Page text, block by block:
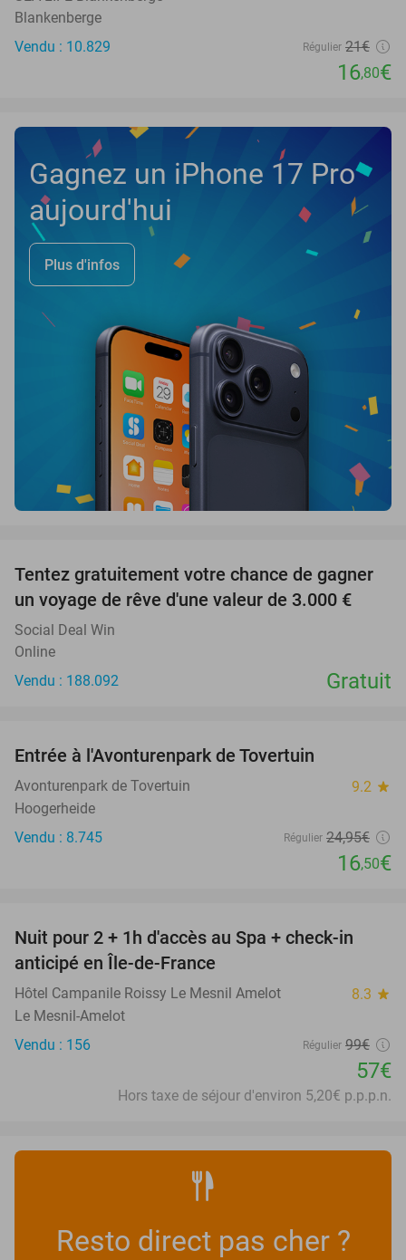
Blankenberge
Vendu : 10.829
Régulier 21€
16,80€
Gagnez un iPhone 17 Pro
aujourd'hui
Plus d'infos
Tentez gratuitement votre chance de gagner
un voyage de rêve d'une valeur de 3.000 €
Social Deal Win
Online
Vendu : 188.092
Gratuit
Entrée à l'Avonturenpark de Tovertuin
Avonturenpark de Tovertuin 9.2 star
Hoogerheide
Vendu : 8.745
Régulier 24,95€
16,50€
42%
Nuit pour 2 + 1h d'accès au Spa + check-in
anticipé en Île-de-France
Hôtel Campanile Roissy Le Mesnil Amelot 8.3 star
Le Mesnil-Amelot
Vendu : 156
Régulier 99€
57€
Hors taxe de séjour d'environ 5,20€ p.p.p.n.
Resto direct pas cher ?